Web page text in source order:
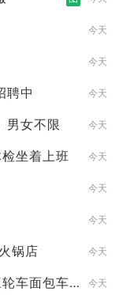
今天
今天
聘中 今天
男女不限 今天
坐着上班 今天
今天
今天
锅店 今天
车面包车
今天